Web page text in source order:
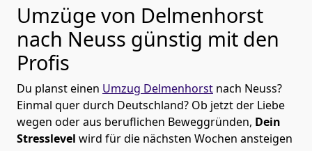
Umzüge von Delmenhorst
nach Neuss günstig mit den
Profis
Du planst einen Umzug Delmenhorst nach Neuss?
Einmal quer durch Deutschland? Ob jetzt der Liebe
wegen oder aus beruflichen Beweggründen, Dein
Stresslevel wird für die nächsten Wochen ansteigen